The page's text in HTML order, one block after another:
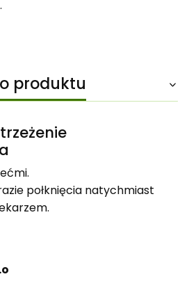
produktu
połknięcia natychmiast